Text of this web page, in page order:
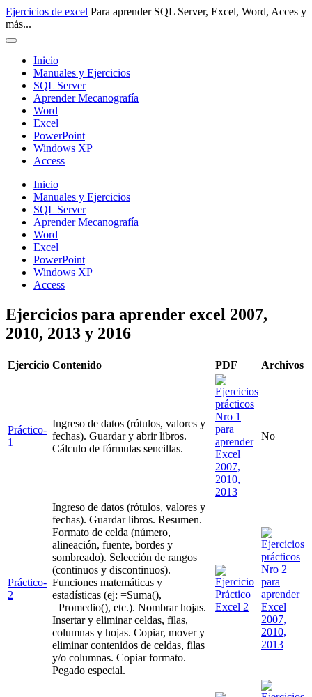
Pasar
al
contenido
Ejercicios de excel Para aprender SQL Server, Excel, Word, Acces y
más...
Inicio
Manuales y Ejercicios
SQL Server
Aprender Mecanografía
Word
Excel
PowerPoint
Windows XP
Access
Inicio
Manuales y Ejercicios
SQL Server
Aprender Mecanografía
Word
Excel
PowerPoint
Windows XP
Access
Ejercicios para aprender excel 2007,
2010, 2013 y 2016
Ejercicio Contenido PDF Archivos
Práctico-
1
Ingreso de datos (rótulos, valores y
fechas). Guardar y abrir libros.
Cálculo de fórmulas sencillas.
No
Práctico-
2
Ingreso de datos (rótulos, valores y
fechas). Guardar libros. Resumen.
Formato de celda (número,
alineación, fuente, bordes y
sombreado). Selección de rangos
(continuos y discontinuos).
Funciones matemáticas y
estadísticas (ej: =Suma(),
=Promedio(), etc.). Nombrar hojas.
Insertar y eliminar celdas, filas,
columnas y hojas. Copiar, mover y
eliminar contenidos de celdas, filas
y/o columnas. Copiar formato.
Pegado especial.